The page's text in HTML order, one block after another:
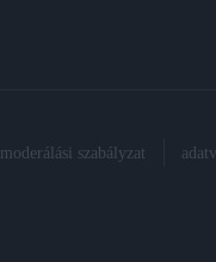
moderálási szabályzat